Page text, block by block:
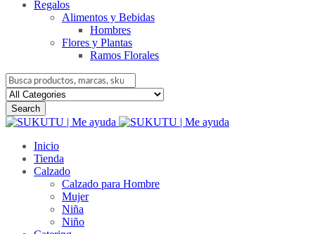
Regalos
Alimentos y Bebidas
Hombres
Flores y Plantas
Ramos Florales
Search
Inicio
Tienda
Calzado
Calzado para Hombre
Mujer
Niña
Niño